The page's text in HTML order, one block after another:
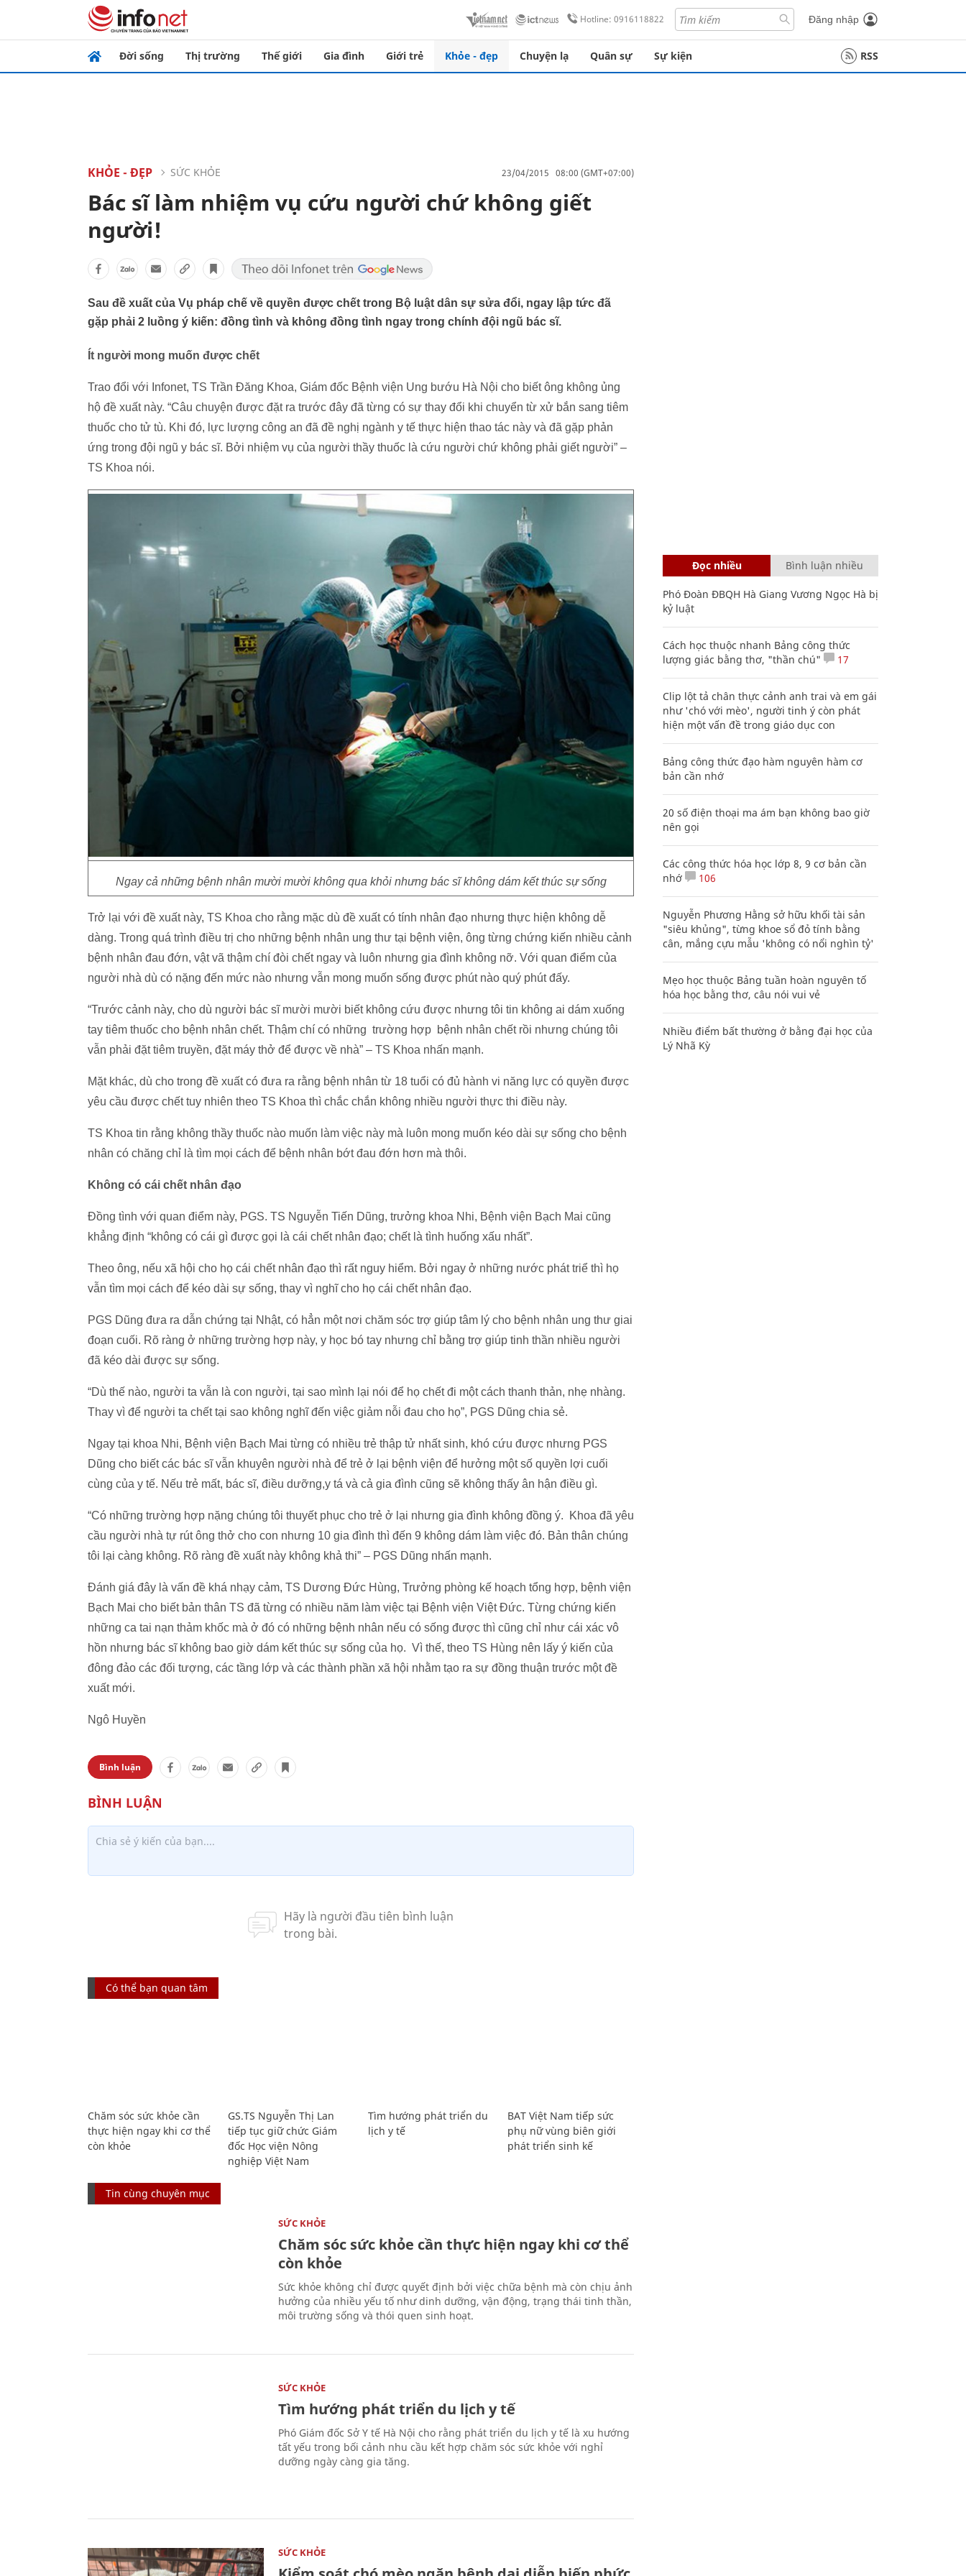
Hotline: 0916118822 Đăng nhập
Đời sống Thị trường Thế giới Gia đình Giới trẻ Khỏe - đẹp Chuyện lạ Quân sự Sự kiện RSS
KHỎE - ĐẸP SỨC KHỎE 23/04/2015 08:00 (GMT+07:00)
Bác sĩ làm nhiệm vụ cứu người chứ không giết
người!
Sau đề xuất của Vụ pháp chế về quyền được chết trong Bộ luật dân sự sửa đổi, ngay lập tức đã
gặp phải 2 luồng ý kiến: đồng tình và không đồng tình ngay trong chính đội ngũ bác sĩ.
Ít người mong muốn được chết
Trao đổi với Infonet, TS Trần Đăng Khoa, Giám đốc Bệnh viện Ung bướu Hà Nội cho biết ông không ủng
hộ đề xuất này. “Câu chuyện được đặt ra trước đây đã từng có sự thay đổi khi chuyển từ xử bắn sang tiêm
thuốc cho tử tù. Khi đó, lực lượng công an đã đề nghị ngành y tế thực hiện thao tác này và đã gặp phản
ứng trong đội ngũ y bác sĩ. Bởi nhiệm vụ của người thầy thuốc là cứu người chứ không phải giết người” –
TS Khoa nói.
Ngay cả những bệnh nhân mười mười không qua khỏi nhưng bác sĩ không dám kết thúc sự sống
Trở lại với đề xuất này, TS Khoa cho rằng mặc dù đề xuất có tính nhân đạo nhưng thực hiện không dễ
dàng. Trong quá trình điều trị cho những bệnh nhân ung thư tại bệnh viện, ông từng chứng kiến nhiều cảnh
bệnh nhân đau đớn, vật vã thậm chí đòi chết ngay và luôn nhưng gia đình không nỡ. Với quan điểm của
người nhà dù có nặng đến mức nào nhưng vẫn mong muốn sống được phút nào quý phút đấy.
“Trước cảnh này, cho dù người bác sĩ mười mười biết không cứu được nhưng tôi tin không ai dám xuống
tay tiêm thuốc cho bệnh nhân chết. Thậm chí có những trường hợp bệnh nhân chết rồi nhưng chúng tôi
vẫn phải đặt tiêm truyền, đặt máy thở để được về nhà” – TS Khoa nhấn mạnh.
Mặt khác, dù cho trong đề xuất có đưa ra rằng bệnh nhân từ 18 tuổi có đủ hành vi năng lực có quyền được
yêu cầu được chết tuy nhiên theo TS Khoa thì chắc chắn không nhiều người thực thi điều này.
TS Khoa tin rằng không thầy thuốc nào muốn làm việc này mà luôn mong muốn kéo dài sự sống cho bệnh
nhân có chăng chỉ là tìm mọi cách để bệnh nhân bớt đau đớn hơn mà thôi.
Không có cái chết nhân đạo
Đồng tình với quan điểm này, PGS. TS Nguyễn Tiến Dũng, trưởng khoa Nhi, Bệnh viện Bạch Mai cũng
khẳng định “không có cái gì được gọi là cái chết nhân đạo; chết là tình huống xấu nhất”.
Theo ông, nếu xã hội cho họ cái chết nhân đạo thì rất nguy hiểm. Bởi ngay ở những nước phát triể thì họ
vẫn tìm mọi cách để kéo dài sự sống, thay vì nghĩ cho họ cái chết nhân đạo.
PGS Dũng đưa ra dẫn chứng tại Nhật, có hẳn một nơi chăm sóc trợ giúp tâm lý cho bệnh nhân ung thư giai
đoạn cuối. Rõ ràng ở những trường hợp này, y học bó tay nhưng chỉ bằng trợ giúp tinh thần nhiều người
đã kéo dài được sự sống.
“Dù thế nào, người ta vẫn là con người, tại sao mình lại nói để họ chết đi một cách thanh thản, nhẹ nhàng.
Thay vì để người ta chết tại sao không nghĩ đến việc giảm nỗi đau cho họ”, PGS Dũng chia sẻ.
Ngay tại khoa Nhi, Bệnh viện Bạch Mai từng có nhiều trẻ thập tử nhất sinh, khó cứu được nhưng PGS
Dũng cho biết các bác sĩ vẫn khuyên người nhà để trẻ ở lại bệnh viện để hưởng một số quyền lợi cuối
cùng của y tế. Nếu trẻ mất, bác sĩ, điều dưỡng,y tá và cả gia đình cũng sẽ không thấy ân hận điều gì.
“Có những trường hợp nặng chúng tôi thuyết phục cho trẻ ở lại nhưng gia đình không đồng ý. Khoa đã yêu
cầu người nhà tự rút ông thở cho con nhưng 10 gia đình thì đến 9 không dám làm việc đó. Bản thân chúng
tôi lại càng không. Rõ ràng đề xuất này không khả thi” – PGS Dũng nhấn mạnh.
Đánh giá đây là vấn đề khá nhạy cảm, TS Dương Đức Hùng, Trưởng phòng kế hoạch tổng hợp, bệnh viện
Bạch Mai cho biết bản thân TS đã từng có nhiều năm làm việc tại Bệnh viện Việt Đức. Từng chứng kiến
những ca tai nạn thảm khốc mà ở đó có những bệnh nhân nếu có sống được thì cũng chỉ như cái xác vô
hồn nhưng bác sĩ không bao giờ dám kết thúc sự sống của họ. Vì thế, theo TS Hùng nên lấy ý kiến của
đông đảo các đối tượng, các tầng lớp và các thành phần xã hội nhằm tạo ra sự đồng thuận trước một đề
xuất mới.
Ngô Huyền
Bình luận
Có thể bạn quan tâm
Chăm sóc sức khỏe cần
thực hiện ngay khi cơ thể
còn khỏe
GS.TS Nguyễn Thị Lan
tiếp tục giữ chức Giám
đốc Học viện Nông
nghiệp Việt Nam
Tìm hướng phát triển du
lịch y tế
BAT Việt Nam tiếp sức
phụ nữ vùng biên giới
phát triển sinh kế
Tin cùng chuyên mục
SỨC KHỎE
Chăm sóc sức khỏe cần thực hiện ngay khi cơ thể
còn khỏe
Sức khỏe không chỉ được quyết định bởi việc chữa bệnh mà còn chịu ảnh
hưởng của nhiều yếu tố như dinh dưỡng, vận động, trạng thái tinh thần,
môi trường sống và thói quen sinh hoạt.
SỨC KHỎE
Tìm hướng phát triển du lịch y tế
Phó Giám đốc Sở Y tế Hà Nội cho rằng phát triển du lịch y tế là xu hướng
tất yếu trong bối cảnh nhu cầu kết hợp chăm sóc sức khỏe với nghỉ
dưỡng ngày càng gia tăng.
SỨC KHỎE
Đọc nhiều Bình luận nhiều
Phó Đoàn ĐBQH Hà Giang Vương Ngọc Hà bị
kỷ luật
Cách học thuộc nhanh Bảng công thức
lượng giác bằng thơ, "thần chú"
17
Clip lột tả chân thực cảnh anh trai và em gái
như 'chó với mèo', người tinh ý còn phát
hiện một vấn đề trong giáo dục con
Bảng công thức đạo hàm nguyên hàm cơ
bản cần nhớ
20 số điện thoại ma ám bạn không bao giờ
nên gọi
Các công thức hóa học lớp 8, 9 cơ bản cần
nhớ
106
Nguyễn Phương Hằng sở hữu khối tài sản
"siêu khủng", từng khoe sổ đỏ tính bằng
cân, mắng cựu mẫu 'không có nổi nghìn tỷ'
Mẹo học thuộc Bảng tuần hoàn nguyên tố
hóa học bằng thơ, câu nói vui vẻ
Nhiều điểm bất thường ở bằng đại học của
Lý Nhã Kỳ